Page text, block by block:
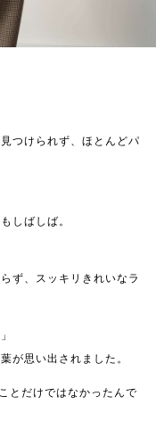
つけられず、ほとんどパ
しばしば。
ず、スッキリきれいなラ
が思い出されました。
とだけではなかったんで